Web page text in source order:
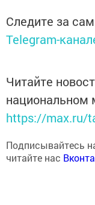
Следите за
Telegram-
Читайте
национальном
https://max.ru/
Подписывайтесь
читайте нас